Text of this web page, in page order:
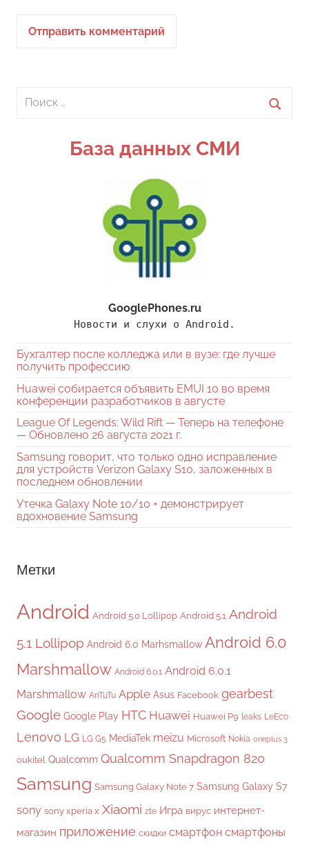
Поиск
База данных СМИ
GooglePhones.ru
Новости и слухи о Android.
Бухгалтер после колледжа или в вузе: где лучше
получить профессию
Huawei собирается объявить EMUI 10 во время
конференции разработчиков в августе
League Of Legends: Wild Rift — Теперь на телефоне
— Обновлено 26 августа 2021 г.
Samsung говорит, что только одно исправление
для устройств Verizon Galaxy S10, заложенных в
последнем обновлении
Утечка Galaxy Note 10/10 + демонстрирует
вдохновение Samsung
Метки
Android Android 5.0 Lollipop Android 5.1 Android
5.1 Lollipop Android 6.0 Marhsmallow Android 6.0
Marshmallow Android 6.0.1 Android 6.0.1
Marshmallow AnTuTu Apple Asus Facebook gearbest
Google Google Play HTC Huawei Huawei P9 leaks LeEco
Lenovo LG LG G5 MediaTek meizu Microsoft Nokia oneplus 3
oukitel Qualcomm Qualcomm Snapdragon 820
Samsung Samsung Galaxy Note 7 Samsung Galaxy S7
sony sony xperia x Xiaomi zte Игра вирус интернет-
магазин приложение скидки смартфон смартфоны